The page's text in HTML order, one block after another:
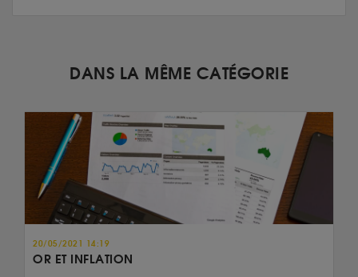
DANS LA MÊME CATÉGORIE
20/05/2021 14:19
OR ET INFLATION